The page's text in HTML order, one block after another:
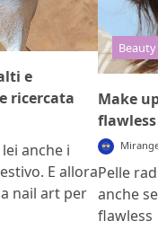
e
ricercata
anche i
E allora
nail art per
Beauty
Make
Pelle
anche
flawless